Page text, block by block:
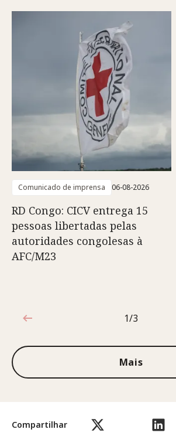
Compartilhar
Comunicado de imprensa 06-08-2026
RD Congo: CICV entrega 15
pessoas libertadas pelas
autoridades congolesas à
AFC/M23
1 de 3
1/3
Mais